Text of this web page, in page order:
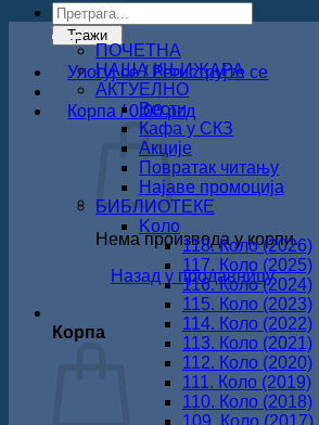
Products
search
Тражи
Улогуј се / Региструјте се
Корпа /0.00рсд
Нема производа у корпи.
Назад у продавницу
Корпа
ПОЧЕТНА
НАША КЊИЖАРА
АКТУЕЛНО
Вести
Кафа у СКЗ
Акције
Повратак читању
Најаве промоција
БИБЛИОТЕКЕ
Koло
118. Коло (2026)
117. Коло (2025)
116. Коло (2024)
115. Коло (2023)
114. Коло (2022)
113. Коло (2021)
112. Коло (2020)
111. Коло (2019)
110. Коло (2018)
109. Коло (2017)